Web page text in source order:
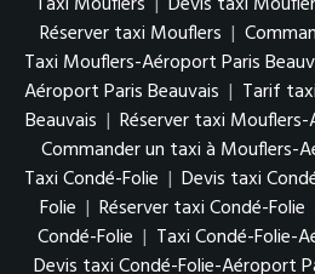
Réserver taxi Mouflers |
Taxi Mouflers-Aéroport Paris
Aéroport Paris Beauvais | Tarif
Beauvais | Réserver taxi
Commander un taxi à Mouflers-
Taxi Condé-Folie | Devis taxi
Folie | Réserver taxi Condé-Folie
Condé-Folie | Taxi Condé-Folie-
Devis taxi Condé-Folie-Aéroport